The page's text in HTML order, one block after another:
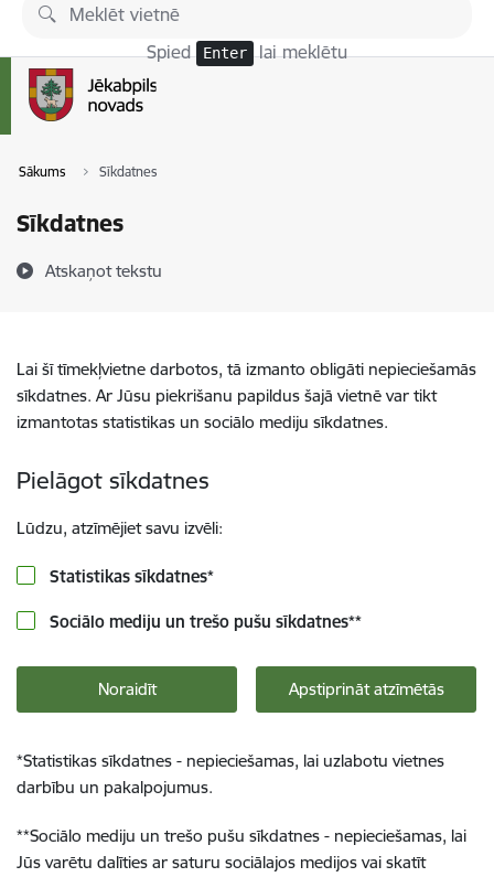
Pāriet uz lapas saturu
Spied Enter lai meklētu
Sākums Sīkdatnes
Sīkdatnes
Atskaņot tekstu
Lai šī tīmekļvietne darbotos, tā izmanto obligāti nepieciešamās
sīkdatnes. Ar Jūsu piekrišanu papildus šajā vietnē var tikt
izmantotas statistikas un sociālo mediju sīkdatnes.
Pielāgot sīkdatnes
Lūdzu, atzīmējiet savu izvēli:
Statistikas sīkdatnes*
Sociālo mediju un trešo pušu sīkdatnes**
Noraidīt Apstiprināt atzīmētās
*Statistikas sīkdatnes - nepieciešamas, lai uzlabotu vietnes
darbību un pakalpojumus.
**Sociālo mediju un trešo pušu sīkdatnes - nepieciešamas, lai
Jūs varētu dalīties ar saturu sociālajos medijos vai skatīt